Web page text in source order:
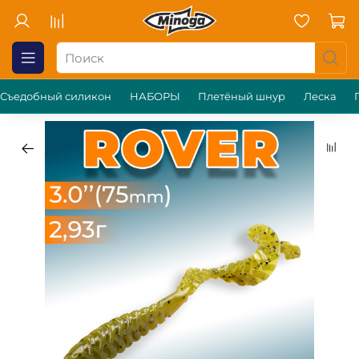
Съедобный силикон НАБОРЫ Плетёный шнур Леска